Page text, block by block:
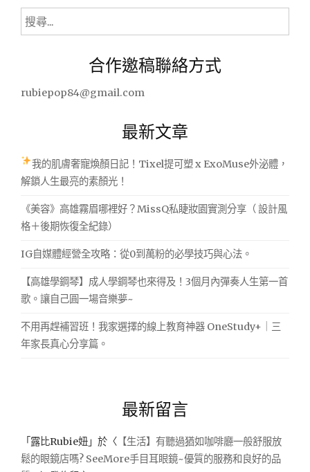
吧!"
搜
尋
合作邀稿聯絡方式
rubiepop84@gmail.com
最新文章
我的肌膚奢寵煥顏日記！Tixel提可塑 x ExoMuse外泌體，
解鎖人生最亮的素顏光！
《美容》高雄霧眉哪裡好？MissQ私睫妝園實測分享（ 設計風
格＋後期恢復全紀錄）
IG自媒體經營全攻略：從0到萬粉的必學技巧與心法。
【高雄學鋼琴】成人學鋼琴也來得及！3個月內彈奏人生第一首
歌。讓自己圓一場音樂夢~
不用再趕補習班！我家選擇的線上教育神器 OneStudy+｜三
年家長真心分享篇。
最新留言
「 露比Rubie妞 」於〈 【生活】有聽過猶如咖啡廳一般舒服放
鬆的眼鏡店嗎? SeeMore手目耳眼鏡~優質的服務和良好的品